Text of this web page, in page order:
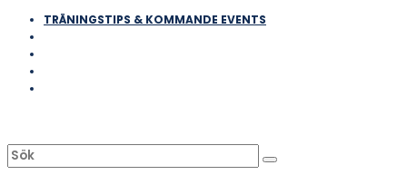
TRÄNINGSTIPS & KOMMANDE EVENTS